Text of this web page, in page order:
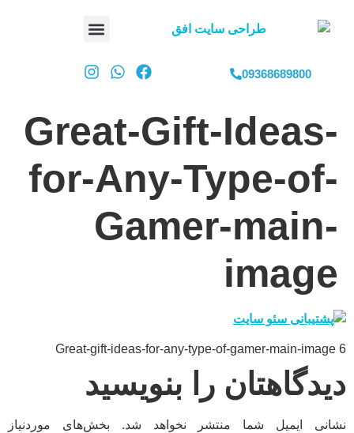
09368689800
Great-Gift-Ideas-
for-Any-Type-of-
Gamer-main-
image
Great-gift-ideas-for-any-type-of-gamer-main-image 6
دیدگاهتان را بنویسید
نشانی ایمیل شما منتشر نخواهد شد.
بخش‌های موردنیاز